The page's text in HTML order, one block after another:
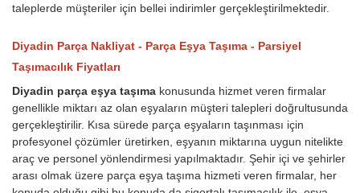
taleplerde müşteriler için bellei indirimler gerçekleştirilmektedir.
Diyadin Parça Nakliyat - Parça Eşya Taşıma - Parsiyel
Taşımacılık Fiyatları
Diyadin parça eşya taşıma konusunda hizmet veren firmalar
genellikle miktarı az olan eşyaların müşteri talepleri doğrultusunda
gerçekleştirilir. Kısa sürede parça eşyaların taşınması için
profesyonel çözümler üretirken, eşyanın miktarına uygun nitelikte
araç ve personel yönlendirmesi yapılmaktadır. Şehir içi ve şehirler
arası olmak üzere parça eşya taşıma hizmeti veren firmalar, her